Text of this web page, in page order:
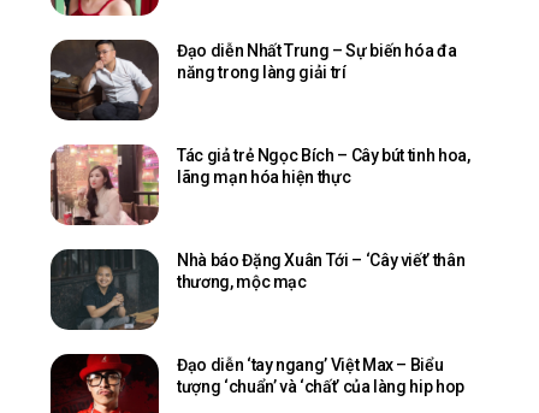
Đạo diễn Nhất Trung – Sự biến hóa đa
năng trong làng giải trí
Tác giả trẻ Ngọc Bích – Cây bút tinh hoa,
lãng mạn hóa hiện thực
Nhà báo Đặng Xuân Tới – ‘Cây viết’ thân
thương, mộc mạc
Đạo diễn ‘tay ngang’ Việt Max – Biểu
tượng ‘chuẩn’ và ‘chất’ của làng hip hop